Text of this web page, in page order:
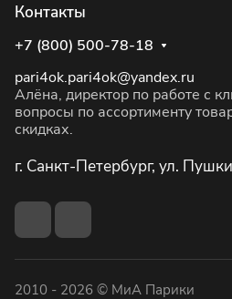
Контакты
+7 (800) 500-78-18
pari4ok.pari4ok@yandex.ru
Алёна, директор по работе с
вопросы по ассортименту
скидках.
г. Санкт-Петербург, ул.
2010 - 2026 © МиА Парики